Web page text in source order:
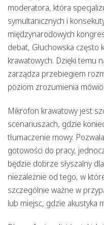
moderatora, która
symultanicznych i
międzynarodowych
debat, Głuchowska
krawatowych. Dzięki temu
zarządza przebiegiem
poziom zrozumienia
Mikrofon krawatowy jest
scenariuszach, gdzie
tłumaczenie mowy.
gotowości do pracy,
będzie dobrze słyszalny
niezależnie od tego, w
szczególnie ważne w
lub miejsc, gdzie akustyka